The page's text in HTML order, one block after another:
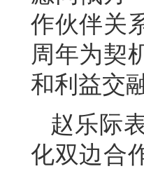
作伙伴关
周年为契
和利益交
赵乐际
化双边合